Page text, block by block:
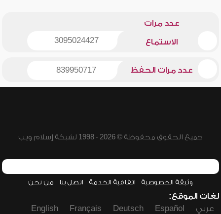
عدد مرات
الاستماع 3095024427
عدد مرات الحفظ 839950717
جميع الحقوق محفوظة © 2026 - 1998 لشبكة إسلام ويب
وثيقة الخصوصية اتفاقية الخدمة اتصل بنا من نحن
لغات الموقع:
عربي
Español
Deutsch
Français
English